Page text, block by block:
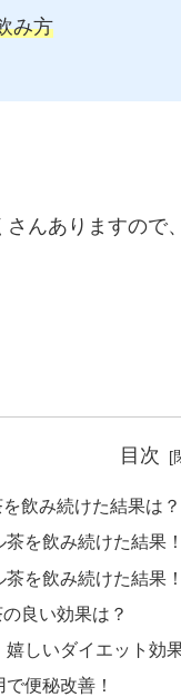
み方
んありますので
目次
飲み続けた結果は
茶を飲み続けた結果
茶を飲み続けた結果
良い効果は？
嬉しいダイエット効果
便秘改善！